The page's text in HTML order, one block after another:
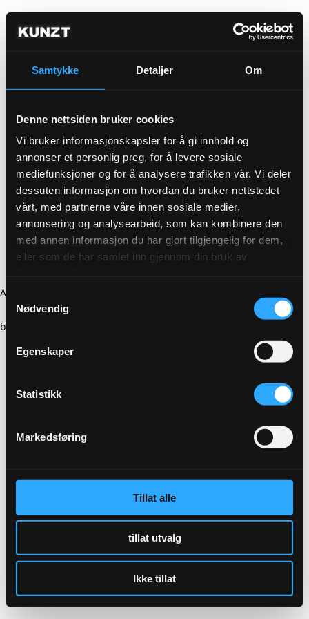
Samtykke Detaljer Om
Denne nettsiden bruker cookies
Vi bruker informasjonskapsler for å gi innhold og
annonser et personlig preg, for å levere sosiale
mediefunksjoner og for å analysere trafikken vår. Vi deler
dessuten informasjon om hvordan du bruker nettstedet
vårt, med partnerne våre innen sosiale medier,
annonsering og analysearbeid, som kan kombinere den
med annen informasjon du har gjort tilgjengelig for dem,
eller som de har samlet inn gjennom din bruk av
Samtykkevalg
Nødvendig
Egenskaper
Statistikk
Markedsføring
Tillat alle
tillat utvalg
Ikke tillat
Application error: a client-side exception has occurred (see the
browser console for more information)